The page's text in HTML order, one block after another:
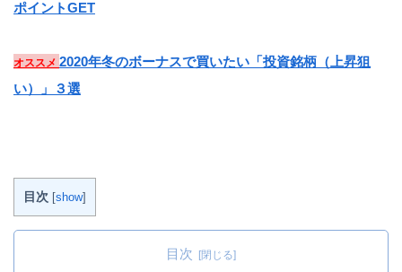
ポイントGET
オススメ 2020年冬のボーナスで買いたい「投資銘柄（上昇狙
い）」３選
目次 [show]
目次